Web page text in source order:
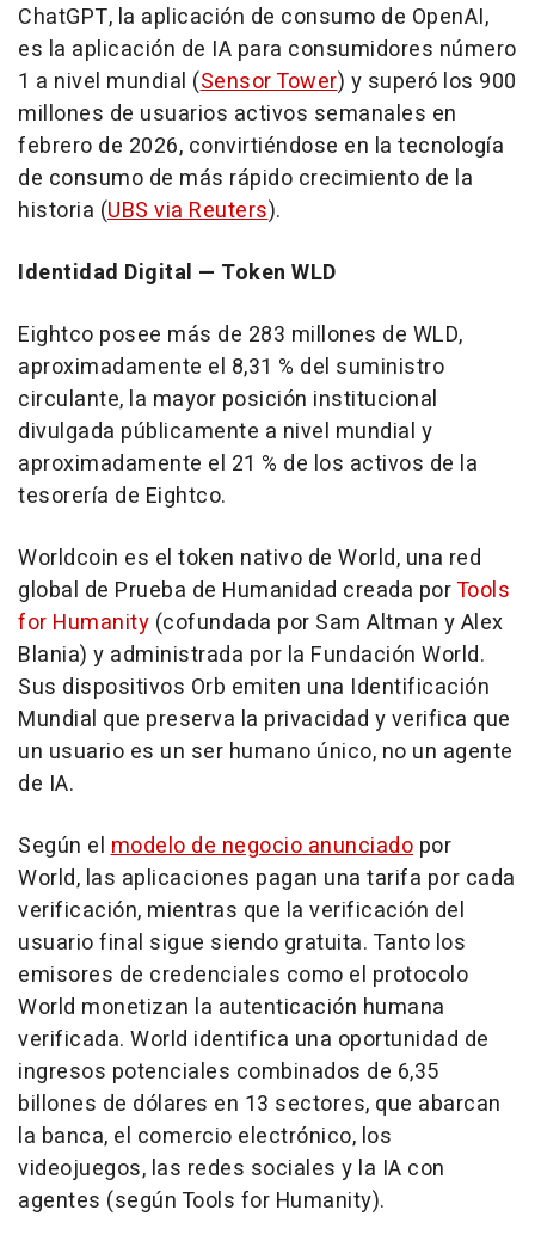
ChatGPT, la aplicación de consumo de OpenAI,
es la aplicación de IA para consumidores número
1 a nivel mundial (Sensor Tower) y superó los 900
millones de usuarios activos semanales en
febrero de 2026, convirtiéndose en la tecnología
de consumo de más rápido crecimiento de la
historia (UBS via Reuters).
Identidad Digital — Token WLD
Eightco posee más de 283 millones de WLD,
aproximadamente el 8,31 % del suministro
circulante, la mayor posición institucional
divulgada públicamente a nivel mundial y
aproximadamente el 21 % de los activos de la
tesorería de Eightco.
Worldcoin es el token nativo de World, una red
global de Prueba de Humanidad creada porTools
for Humanity (cofundada por Sam Altman y Alex
Blania) y administrada por la Fundación World.
Sus dispositivos Orb emiten una Identificación
Mundial que preserva la privacidad y verifica que
un usuario es un ser humano único, no un agente
de IA.
Según elmodelo de negocio anunciado por
World, las aplicaciones pagan una tarifa por cada
verificación, mientras que la verificación del
usuario final sigue siendo gratuita. Tanto los
emisores de credenciales como el protocolo
World monetizan la autenticación humana
verificada. World identifica una oportunidad de
ingresos potenciales combinados de 6,35
billones de dólares en 13 sectores, que abarcan
la banca, el comercio electrónico, los
videojuegos, las redes sociales y la IA con
agentes (según Tools for Humanity).